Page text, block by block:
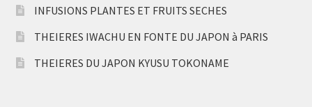
INFUSIONS PLANTES ET FRUITS SECHES
THEIERES IWACHU EN FONTE DU JAPON à PARIS
THEIERES DU JAPON KYUSU TOKONAME